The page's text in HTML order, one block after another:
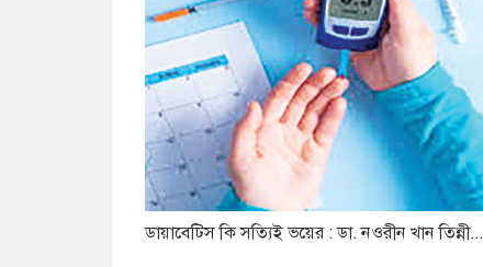
ডায়াবেটিস কি সত্যিই ভয়ের : ডা. নওরীন খান তিন্নী...